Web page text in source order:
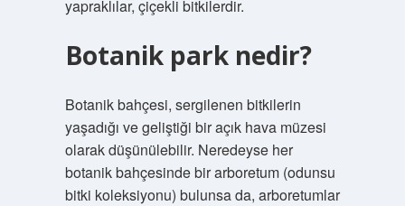
yapraklılar, çiçekli bitkilerdir.
Botanik park nedir?
Botanik bahçesi, sergilenen bitkilerin
yaşadığı ve geliştiği bir açık hava müzesi
olarak düşünülebilir. Neredeyse her
botanik bahçesinde bir arboretum (odunsu
bitki koleksiyonu) bulunsa da, arboretumlar